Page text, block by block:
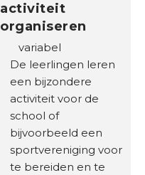
activiteit
organiseren
variabel
De leerlingen leren
een bijzondere
activiteit voor de
school of
bijvoorbeeld een
sportvereniging voor
te bereiden en te